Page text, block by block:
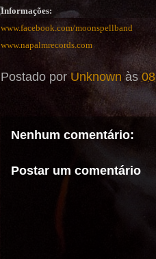
Informações:
www.facebook.com/moonspellband
www.napalmrecords.com
Postado por Unknown às
Nenhum comentário:
Postar um comentário